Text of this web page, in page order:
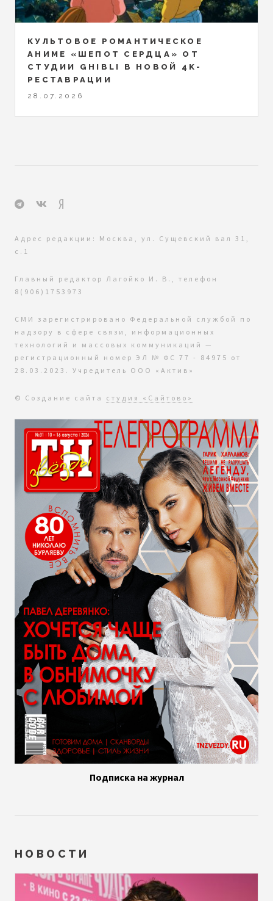
КУЛЬТОВОЕ РОМАНТИЧЕСКОЕ
АНИМЕ «ШЕПОТ СЕРДЦА» ОТ
СТУДИИ GHIBLI В НОВОЙ 4K-
РЕСТАВРАЦИИ
28.07.2026
Адрес редакции: Москва, ул. Сущевский вал 31,
с.1
Главный редактор Лагойко И. В., телефон
8(906)1753973
СМИ зарегистрировано Федеральной службой по
надзору в сфере связи, информационных
технологий и массовых коммуникаций —
регистрационный номер ЭЛ № ФС 77 - 84975 от
28.03.2023. Учредитель ООО «Актив»
© Создание сайта студия «Сайтово»
Подписка на журнал
НОВОСТИ